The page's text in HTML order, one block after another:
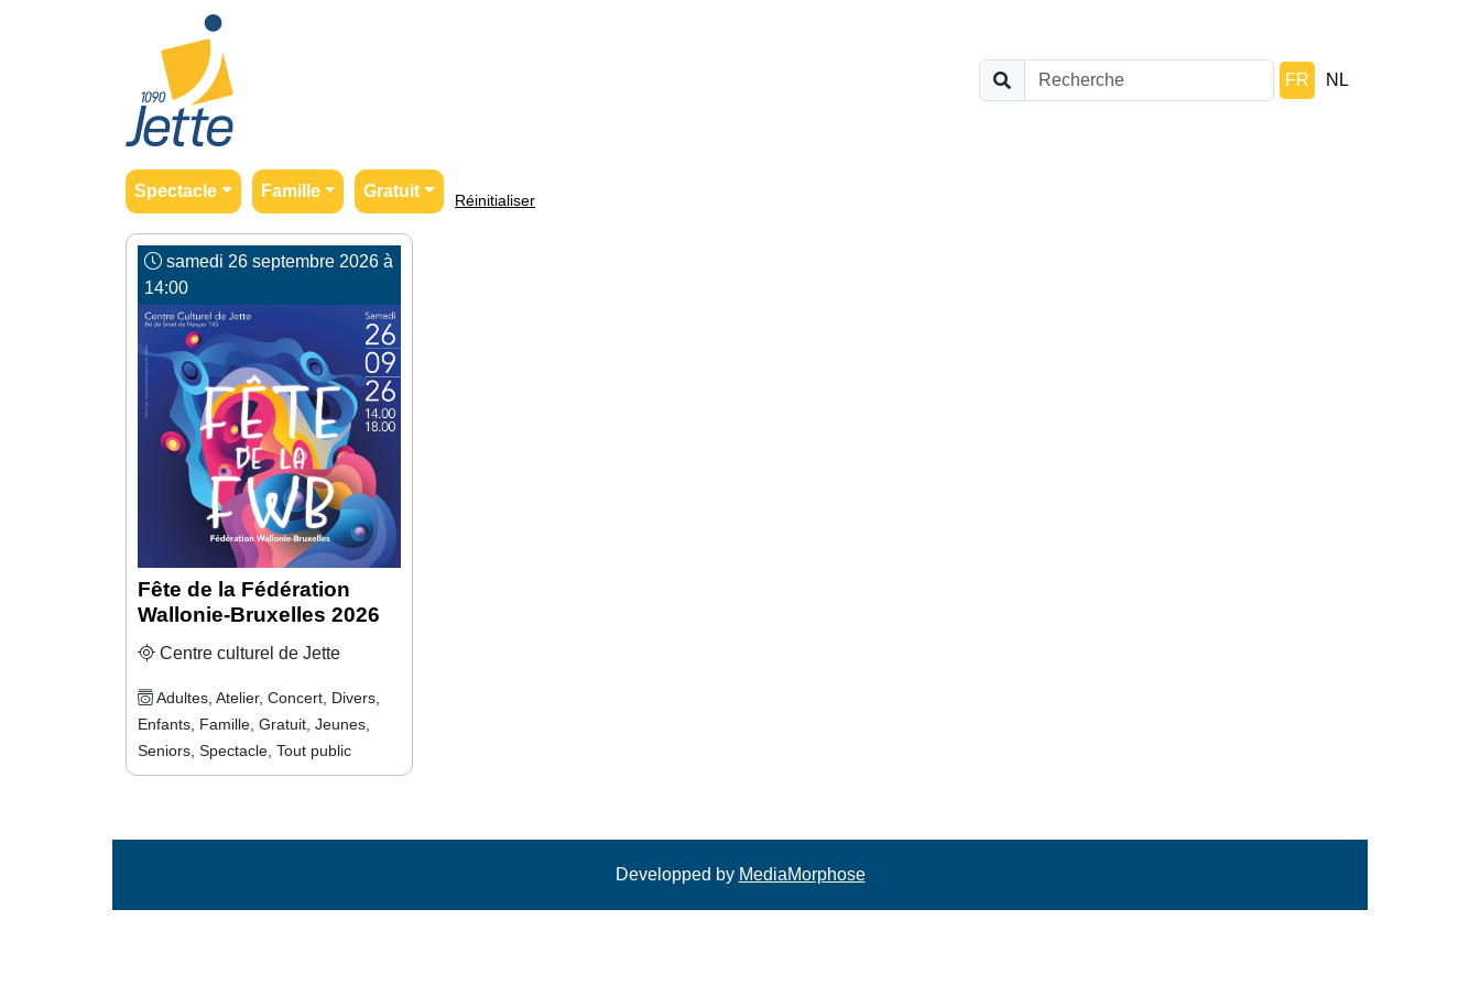
FR NL
Spectacle Famille Gratuit Réinitialiser
samedi 26 septembre 2026 à
14:00
Fête de la Fédération
Wallonie-Bruxelles 2026
Centre culturel de Jette
Adultes, Atelier, Concert, Divers,
Enfants, Famille, Gratuit, Jeunes,
Seniors, Spectacle, Tout public
Developped by MediaMorphose